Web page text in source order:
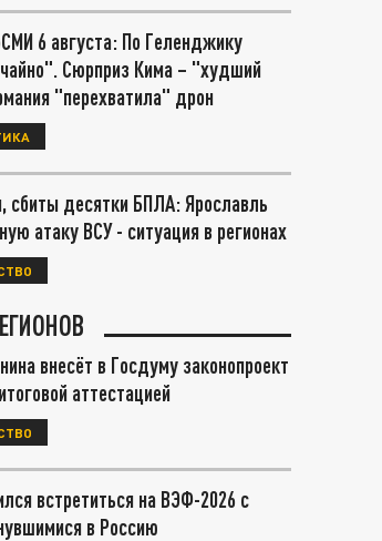
6 августа: По Геленджику
Сюрприз Кима – "худший
"перехватила" дрон
сбиты десятки БПЛА: Ярославль
атаку ВСУ - ситуация в регионах
внесёт в Госдуму законопроект
аттестацией
встретиться на ВЭФ-2026 с
в Россию